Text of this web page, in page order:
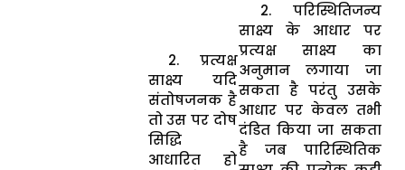
2. प्रत्यक्ष
साक्ष्य यदि
संतोषजनक है
तो उस पर दोष
सिद्धि
आधारित हो
2. परिस्थितिजन्य
साक्ष्य के आधार पर
प्रत्यक्ष साक्ष्य का
अनुमान लगाया जा
सकता है परंतु उसके
आधार पर केवल तभी
दंडित किया जा सकता
है जब पारिस्थितिक